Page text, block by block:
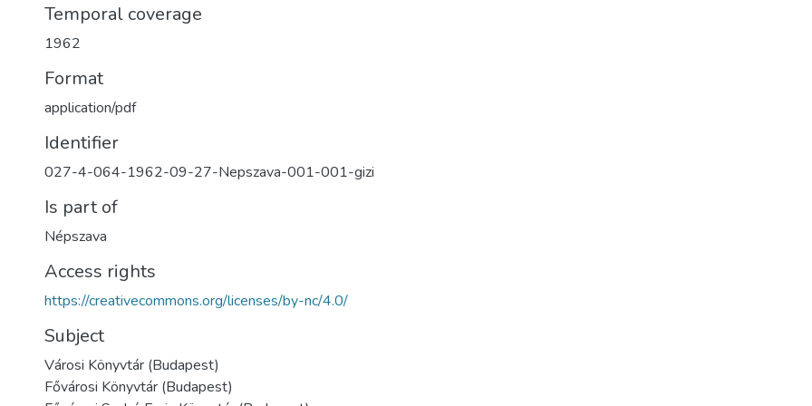
Temporal coverage
1962
Format
application/pdf
Identifier
027-4-064-1962-09-27-Nepszava-001-001-gizi
Is part of
Népszava
Access rights
https://creativecommons.org/licenses/by-nc/4.0/
Subject
Városi Könyvtár (Budapest)
Fővárosi Könyvtár (Budapest)